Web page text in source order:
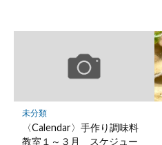
未分類
〈Calendar〉手作り調味料
教室１～３月 スケジュー